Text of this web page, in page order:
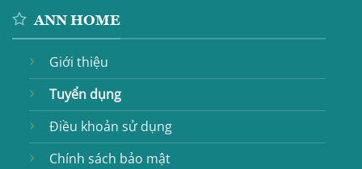
ANN HOME
Giới thiệu
Tuyển dụng
Điều khoản sử dụng
Chính sách bảo mật